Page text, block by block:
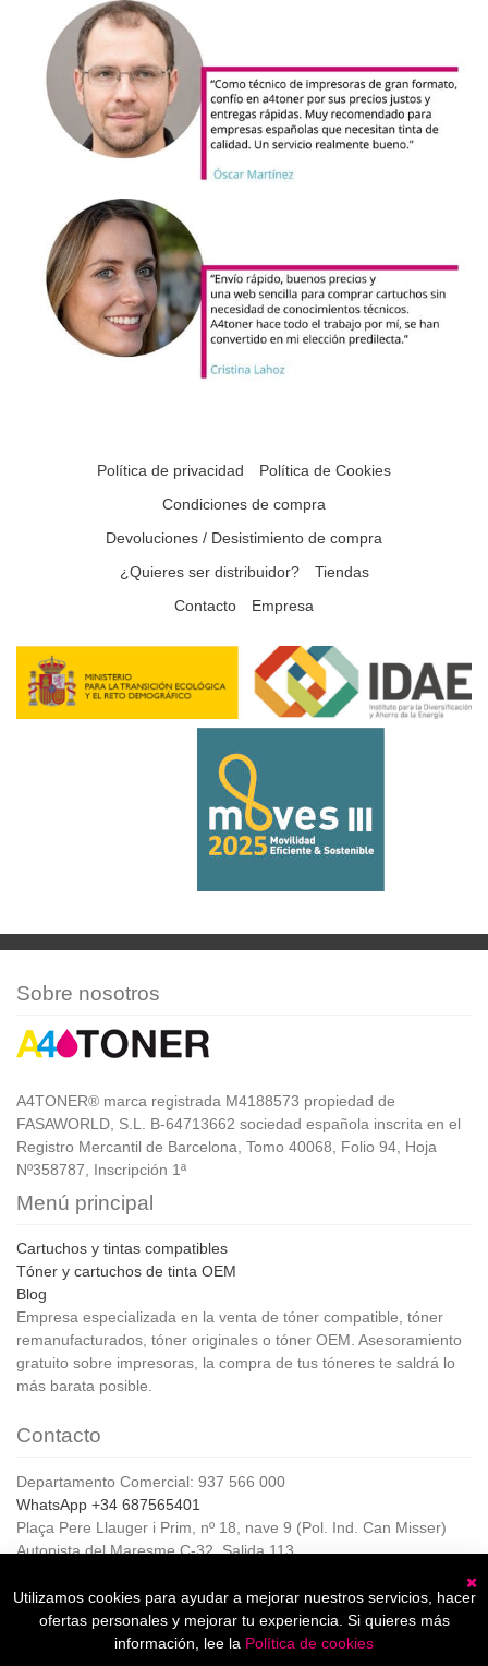
Política de privacidad
Política de Cookies
Condiciones de compra
Devoluciones / Desistimiento de compra
¿Quieres ser distribuidor?
Tiendas
Contacto
Empresa
Sobre nosotros
A4TONER® marca registrada M4188573 propiedad de
FASAWORLD, S.L. B-64713662 sociedad española inscrita en el
Registro Mercantil de Barcelona, Tomo 40068, Folio 94, Hoja
Nº358787, Inscripción 1ª
Menú principal
Cartuchos y tintas compatibles
Tóner y cartuchos de tinta OEM
Blog
Empresa especializada en la venta de tóner compatible, tóner
remanufacturados, tóner originales o tóner OEM. Asesoramiento
gratuito sobre impresoras, la compra de tus tóneres te saldrá lo
más barata posible.
Contacto
Departamento Comercial: 937 566 000
WhatsApp +34 687565401
Plaça Pere Llauger i Prim, nº 18, nave 9 (Pol. Ind. Can Misser)
Autopista del Maresme C-32, Salida 113
Horario de Atención al cliente:
De lunes a jueves de 8:00 a 17:00,
Viernes de 8:00 a 15:00
Utilizamos cookies para ayudar a mejorar nuestros servicios, hacer
ofertas personales y mejorar tu experiencia. Si quieres más
información, lee la Política de cookies